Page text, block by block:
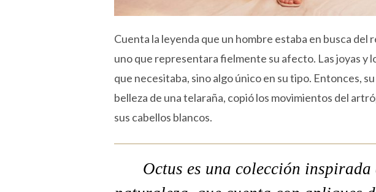
Cuenta la leyenda que un hombre estaba en busca del
uno que representara fielmente su afecto. Las joyas y
que necesitaba, sino algo único en su tipo. Entonces,
belleza de una telaraña, copió los movimientos del
sus cabellos blancos.
Octus es una colección